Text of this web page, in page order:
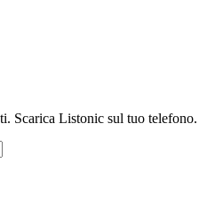
Scarica Listonic sul tuo telefono.